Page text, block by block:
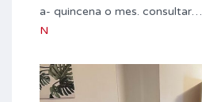
a- quincena o mes. consultar…
N